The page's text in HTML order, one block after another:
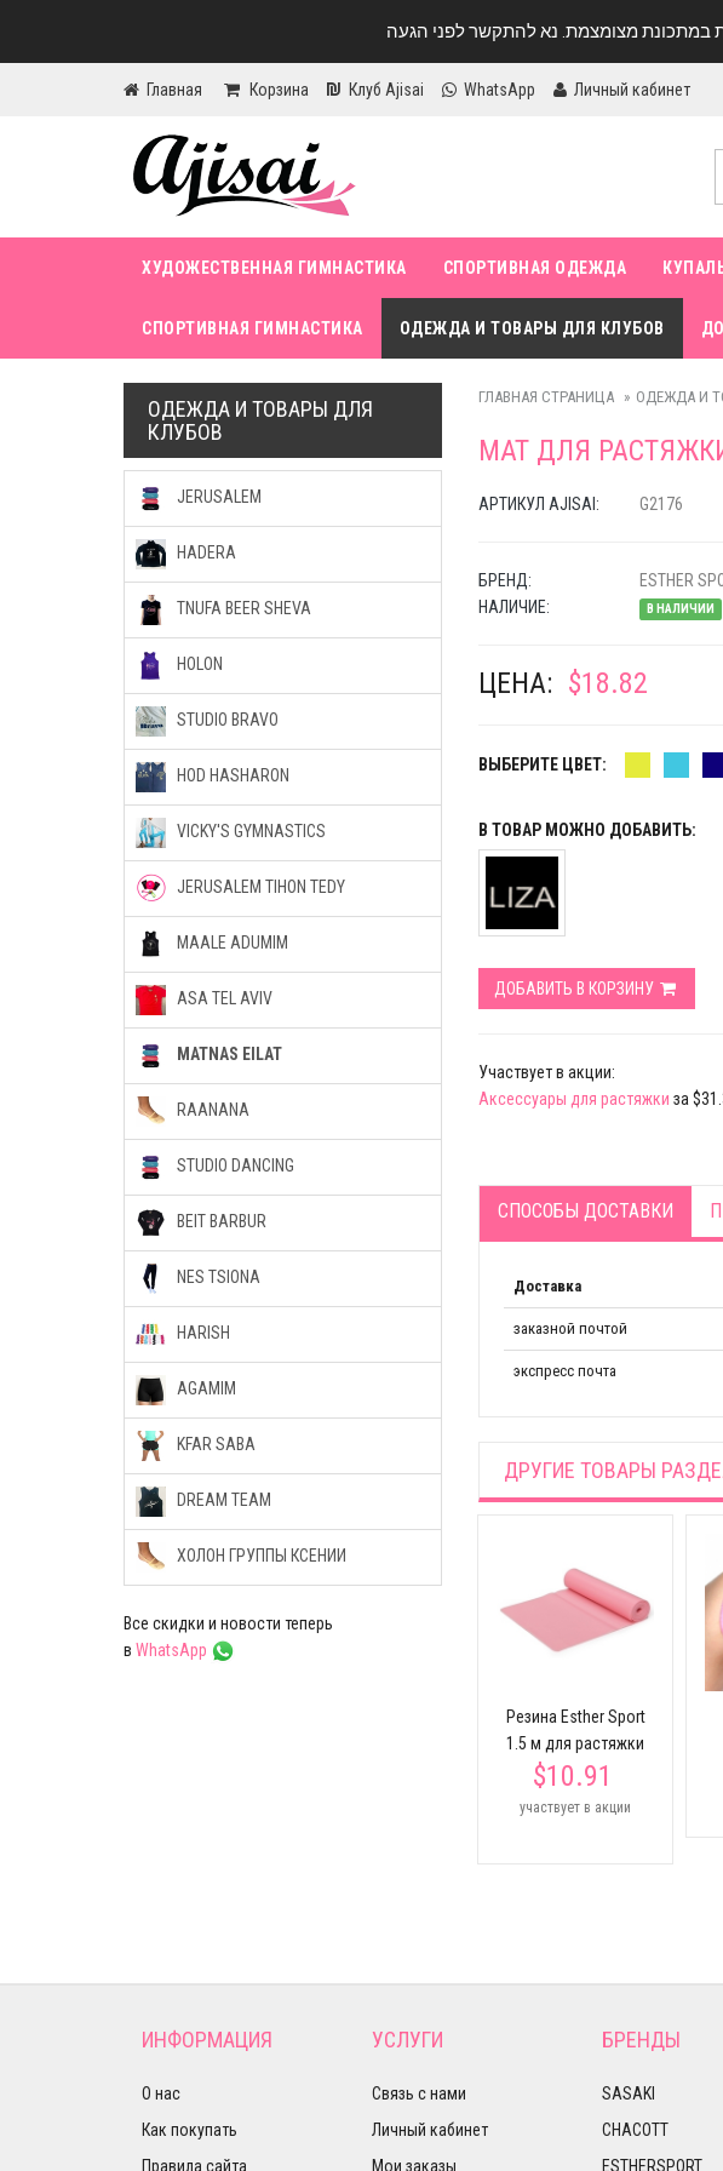
Главная Корзина Клуб Ajisai WhatsApp Личный кабинет
ХУДОЖЕСТВЕННАЯ ГИМНАСТИКА СПОРТИВНАЯ ОДЕЖДА
СПОРТИВНАЯ ГИМНАСТИКА ОДЕЖДА И ТОВАРЫ ДЛЯ КЛУБОВ
ГЛАВНАЯ СТРАНИЦА ОДЕЖДА И
МАТ ДЛЯ
АРТИКУЛ AJISAI: G2176
БРЕНД:
ESTHER
НАЛИЧИЕ:
В НАЛИЧИИ
ЦЕНА: $18.82
ВЫБЕРИТЕ ЦВЕТ:
В ТОВАР МОЖНО ДОБАВИТЬ:
ДОБАВИТЬ В КОРЗИНУ
Участвует в акции:
Аксессуары для растяжки за
СПОСОБЫ ДОСТАВКИ
Доставка
заказной почтой
экспресс почта
ДРУГИЕ ТОВАРЫ
Спортивная сумка
$40.92
18 см Esther Sport
Резина Esther Sport
1.5 м для растяжки
$10.91
участвует в акции
ОДЕЖДА И ТОВАРЫ ДЛЯ
КЛУБОВ
JERUSALEM
HADERA
TNUFA BEER SHEVA
HOLON
STUDIO BRAVO
HOD HASHARON
VICKY'S GYMNASTICS
JERUSALEM TIHON TEDY
MAALE ADUMIM
ASA TEL AVIV
MATNAS EILAT
RAANANA
STUDIO DANCING
BEIT BARBUR
NES TSIONA
HARISH
AGAMIM
KFAR SABA
DREAM TEAM
ХОЛОН ГРУППЫ КСЕНИИ
Все скидки и новости теперь
в WhatsApp
ИНФОРМАЦИЯ
О нас
Как покупать
Правила сайта
УСЛУГИ
Связь с нами
Личный кабинет
Мои заказы
БРЕНДЫ
SASAKI
CHACOTT
ESTHERSPORT